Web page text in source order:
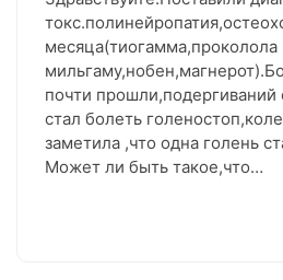
месяца(тиогамма,проколола
почти
стал болеть
заметила ,что одна голень
Может ли быть такое,что…